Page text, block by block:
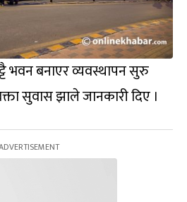
भवन बनाएर व्यवस्थापन सुरु
सुवास झाले जानकारी दिए ।